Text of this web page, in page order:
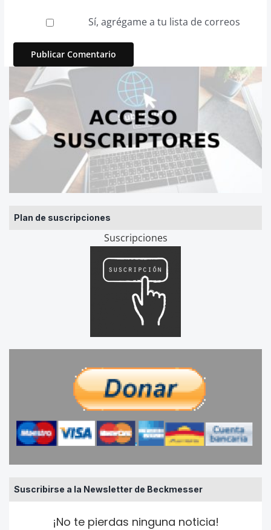
Plan de suscripciones
Suscripciones
Suscribirse a la Newsletter de Beckmesser
¡No te pierdas ninguna noticia!
Sí, agrégame a tu lista de correos